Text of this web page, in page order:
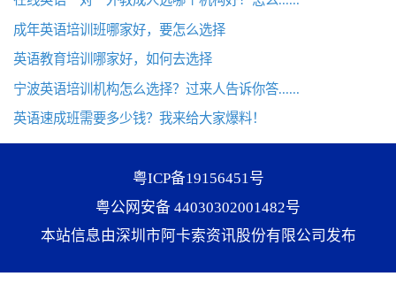
成年英语培训班哪家好，要怎么选择
英语教育培训哪家好，如何去选择
宁波英语培训机构怎么选择？过来人告诉你答......
英语速成班需要多少钱？我来给大家爆料！
粤ICP备19156451号
粤公网安备 44030302001482号
本站信息由深圳市阿卡索资讯股份有限公司发布